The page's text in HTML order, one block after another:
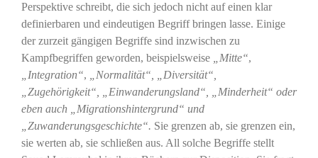
Perspektive schreibt, die sich jedoch nicht auf einen klar
definierbaren und eindeutigen Begriff bringen lasse. Einige
der zurzeit gängigen Begriffe sind inzwischen zu
Kampfbegriffen geworden, beispielsweise
„Mitte“,
„Integration“, „Normalität“, „Diversität“,
„Zugehörigkeit“, „Einwanderungsland“, „Minderheit“ oder
eben auch „Migrationshintergrund“ und
„Zuwanderungsgeschichte“. Sie grenzen ab, sie grenzen ein,
sie werten ab, sie schließen aus. All solche Begriffe stellt